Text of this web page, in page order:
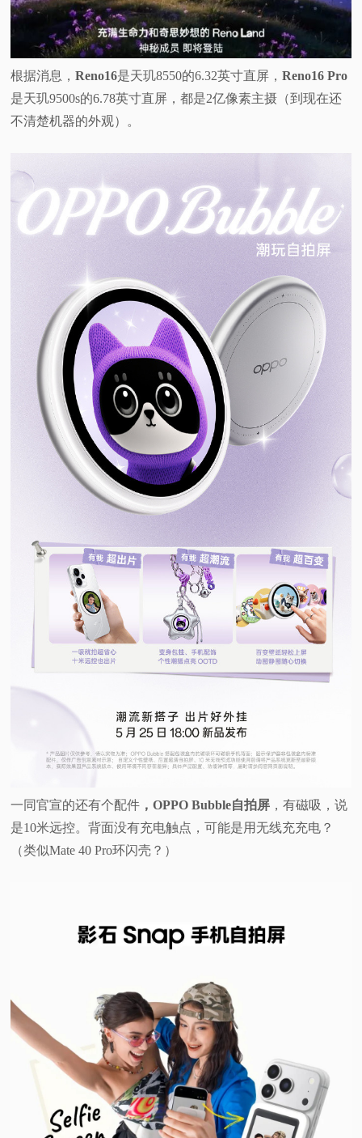
根据消息，Reno16是天玑8550的6.32英寸直屏，Reno16 Pro
是天玑9500s的6.78英寸直屏，都是2亿像素主摄（到现在还
不清楚机器的外观）。
一同官宣的还有个配件 ，OPPO Bubble自拍屏 ，有磁吸，说
是10米远控。背面没有充电触点，可能是用无线充充电？
（类似Mate 40 Pro环闪壳？）